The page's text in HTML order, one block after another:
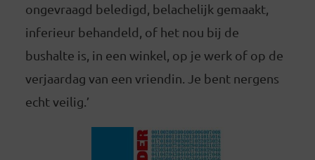
ongevraagd beledigd, belachelijk gemaakt,
inferieur behandeld, of het nou bij de
bushalte is, in een winkel, op je werk of op de
verjaardag van een vriendin. Je bent nergens
echt veilig.’